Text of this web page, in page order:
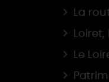
La
Le